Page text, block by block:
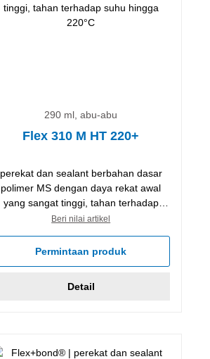
290 ml, abu-abu
Flex 310 M HT 220+
perekat dan sealant berbahan dasar
polimer MS dengan daya rekat awal
yang sangat tinggi, tahan terhadap
suhu hingga 220°C
Beri nilai artikel
Permintaan produk
Detail